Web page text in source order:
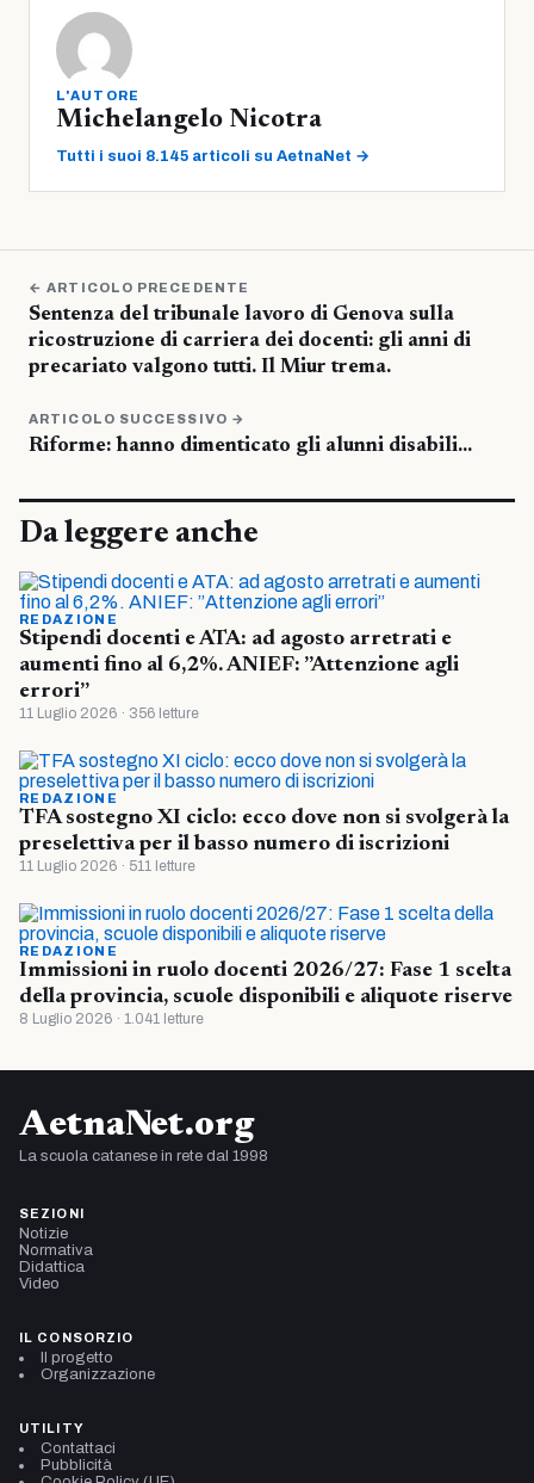
L'AUTORE
Michelangelo Nicotra
Tutti i suoi 8.145 articoli su AetnaNet →
← ARTICOLO PRECEDENTE
Sentenza del tribunale lavoro di Genova sulla
ricostruzione di carriera dei docenti: gli anni di
precariato valgono tutti. Il Miur trema.
ARTICOLO SUCCESSIVO →
Riforme: hanno dimenticato gli alunni disabili…
Da leggere anche
REDAZIONE
Stipendi docenti e ATA: ad agosto arretrati e
aumenti fino al 6,2%. ANIEF: ”Attenzione agli
errori”
11 Luglio 2026 · 356 letture
REDAZIONE
TFA sostegno XI ciclo: ecco dove non si svolgerà la
preselettiva per il basso numero di iscrizioni
11 Luglio 2026 · 511 letture
REDAZIONE
Immissioni in ruolo docenti 2026/27: Fase 1 scelta
della provincia, scuole disponibili e aliquote riserve
8 Luglio 2026 · 1.041 letture
AetnaNet.org
La scuola catanese in rete dal 1998
SEZIONI
Notizie
Normativa
Didattica
Video
IL CONSORZIO
Il progetto
Organizzazione
UTILITY
Contattaci
Pubblicità